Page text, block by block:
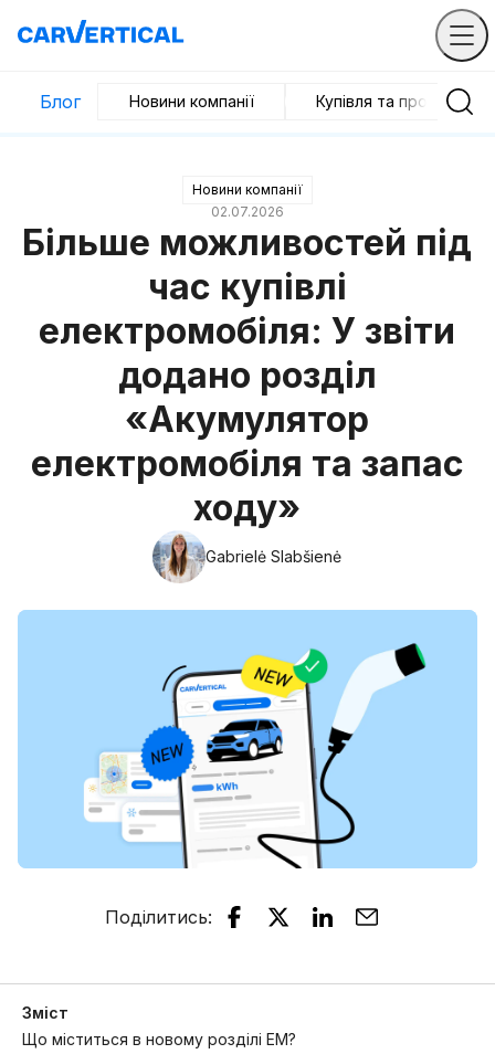
Блог Новини компанії Купівля та продаж
Новини компанії
02.07.2026
Більше можливостей під
час купівлі
електромобіля: У звіти
додано розділ
«Акумулятор
електромобіля та запас
ходу»
Gabrielė Slabšienė
Поділитись:
Зміст
Що міститься в новому розділі ЕМ?